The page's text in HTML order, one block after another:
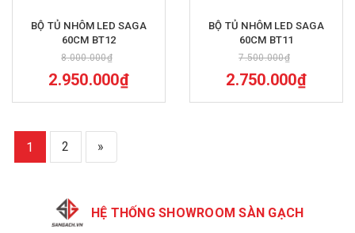
BỘ TỦ NHÔM LED SAGA
60CM BT12
8.000.000₫
2.950.000₫
BỘ TỦ NHÔM LED SAGA
60CM BT11
7.500.000₫
2.750.000₫
1 2 »
HỆ THỐNG SHOWROOM SÀN GẠCH